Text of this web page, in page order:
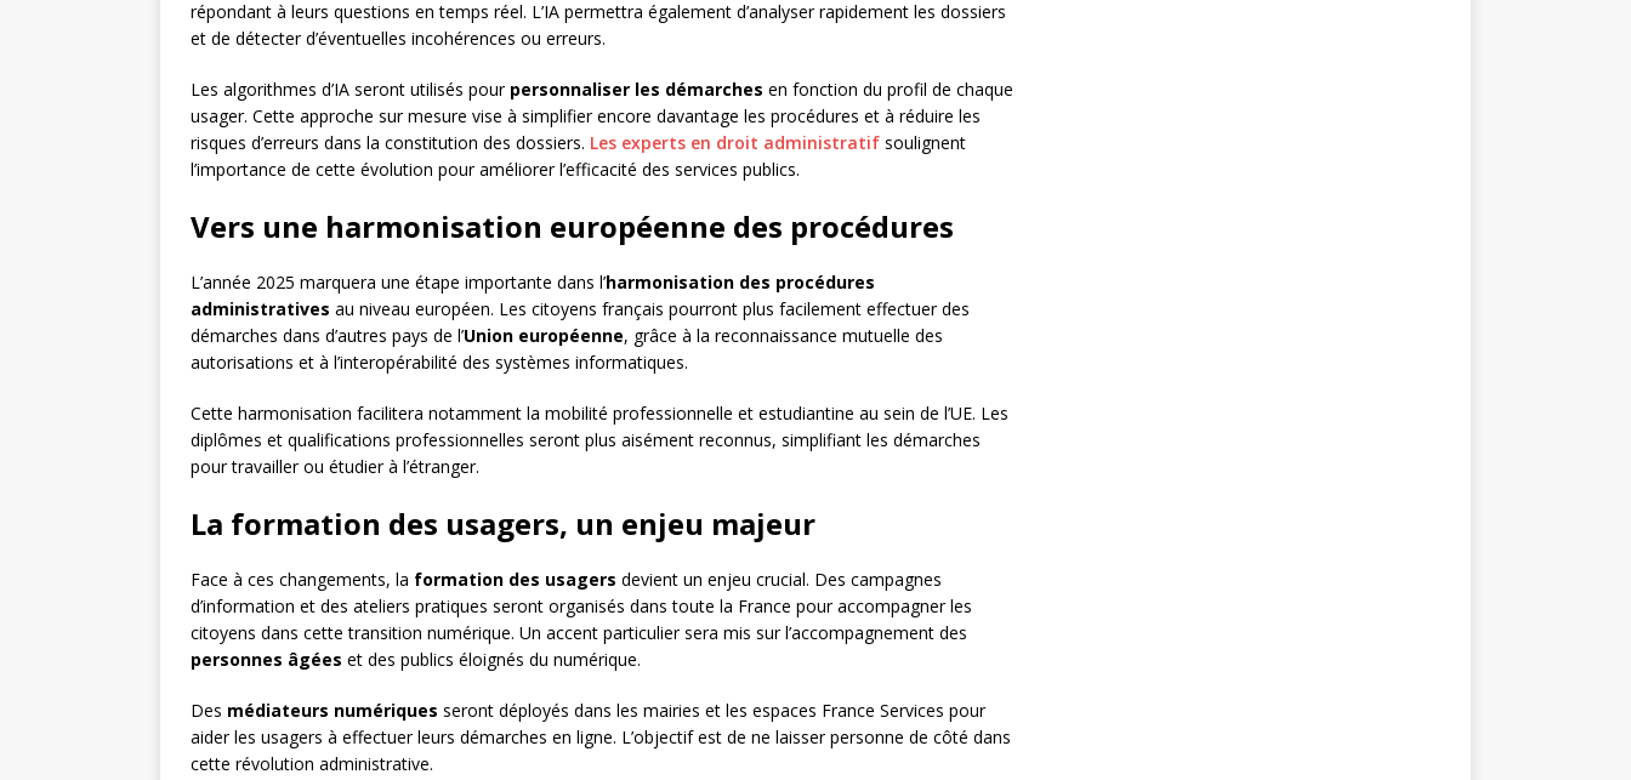
répondant à leurs questions en temps réel. L’IA permettra également d’analyser rapidement les dossiers
et de détecter d’éventuelles incohérences ou erreurs.
Les algorithmes d’IA seront utilisés pour personnaliser les démarches en fonction du profil de chaque
usager. Cette approche sur mesure vise à simplifier encore davantage les procédures et à réduire les
risques d’erreurs dans la constitution des dossiers. Les experts en droit administratif soulignent
l’importance de cette évolution pour améliorer l’efficacité des services publics.
Vers une harmonisation européenne des procédures
L’année 2025 marquera une étape importante dans l’harmonisation des procédures
administratives au niveau européen. Les citoyens français pourront plus facilement effectuer des
démarches dans d’autres pays de l’Union européenne, grâce à la reconnaissance mutuelle des
autorisations et à l’interopérabilité des systèmes informatiques.
Cette harmonisation facilitera notamment la mobilité professionnelle et estudiantine au sein de l’UE. Les
diplômes et qualifications professionnelles seront plus aisément reconnus, simplifiant les démarches
pour travailler ou étudier à l’étranger.
La formation des usagers, un enjeu majeur
Face à ces changements, la formation des usagers devient un enjeu crucial. Des campagnes
d’information et des ateliers pratiques seront organisés dans toute la France pour accompagner les
citoyens dans cette transition numérique. Un accent particulier sera mis sur l’accompagnement des
personnes âgées et des publics éloignés du numérique.
Des médiateurs numériques seront déployés dans les mairies et les espaces France Services pour
aider les usagers à effectuer leurs démarches en ligne. L’objectif est de ne laisser personne de côté dans
cette révolution administrative.